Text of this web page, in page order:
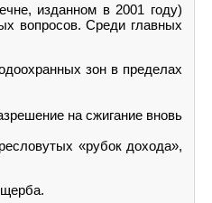
изданном в 2001 году)
вопросов. Среди главных
зон в пределах
на сжигание вновь
«рубок дохода»,